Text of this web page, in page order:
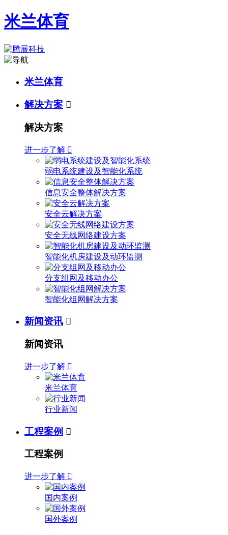
米兰体育
米兰体育
解决方案 
解决方案
进一步了解 
弱电系统建设及智能化系统
信息安全整体解决方案
安全云解决方案
安全无线网络建设方案
智能化机房建设及动环监测
分支组网及移动办公
智能化组网解决方案
新闻资讯 
新闻资讯
进一步了解 
米兰体育
行业新闻
工程案例 
工程案例
进一步了解 
国内案例
国外案例